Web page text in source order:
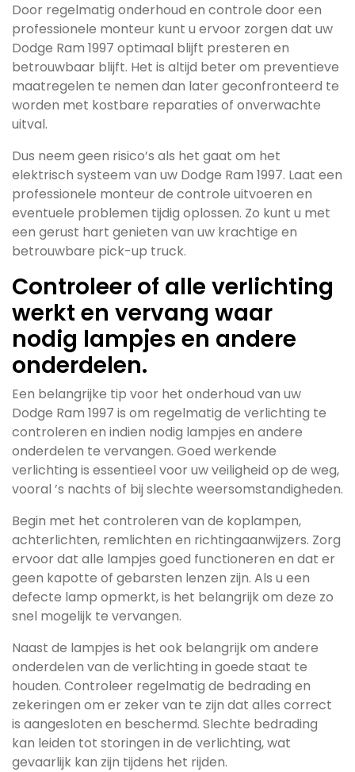
Door regelmatig onderhoud en controle door een
professionele monteur kunt u ervoor zorgen dat uw
Dodge Ram 1997 optimaal blijft presteren en
betrouwbaar blijft. Het is altijd beter om preventieve
maatregelen te nemen dan later geconfronteerd te
worden met kostbare reparaties of onverwachte
uitval.
Dus neem geen risico’s als het gaat om het
elektrisch systeem van uw Dodge Ram 1997. Laat een
professionele monteur de controle uitvoeren en
eventuele problemen tijdig oplossen. Zo kunt u met
een gerust hart genieten van uw krachtige en
betrouwbare pick-up truck.
Controleer of alle verlichting
werkt en vervang waar
nodig lampjes en andere
onderdelen.
Een belangrijke tip voor het onderhoud van uw
Dodge Ram 1997 is om regelmatig de verlichting te
controleren en indien nodig lampjes en andere
onderdelen te vervangen. Goed werkende
verlichting is essentieel voor uw veiligheid op de weg,
vooral ’s nachts of bij slechte weersomstandigheden.
Begin met het controleren van de koplampen,
achterlichten, remlichten en richtingaanwijzers. Zorg
ervoor dat alle lampjes goed functioneren en dat er
geen kapotte of gebarsten lenzen zijn. Als u een
defecte lamp opmerkt, is het belangrijk om deze zo
snel mogelijk te vervangen.
Naast de lampjes is het ook belangrijk om andere
onderdelen van de verlichting in goede staat te
houden. Controleer regelmatig de bedrading en
zekeringen om er zeker van te zijn dat alles correct
is aangesloten en beschermd. Slechte bedrading
kan leiden tot storingen in de verlichting, wat
gevaarlijk kan zijn tijdens het rijden.